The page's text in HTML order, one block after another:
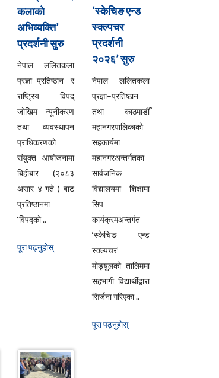
कलाको
अभिव्यक्ति’
प्रदर्शनी सुरु
नेपाल ललितकला
प्रज्ञा–प्रतिष्ठान र
राष्ट्रिय विपद्
जोखिम न्यूनीकरण
तथा व्यवस्थापन
प्राधिकरणको
संयुक्त आयोजनामा
बिहीबार (२०८३
असार ४ गते ) बाट
प्रतिष्ठानमा
‘विपद्को ..
पूरा पढ्नुहाेस्
‘स्केचिङ एन्ड
स्क्ल्पचर
प्रदर्शनी
२०२६’ सुरु
नेपाल ललितकला
प्रज्ञा–प्रतिष्ठान
तथा काठमाडौँ
महानगरपालिकाको
सहकार्यमा
महानगरअन्तर्गतका
सार्वजनिक
विद्यालयमा शिक्षामा
सिप
कार्यक्रमअन्तर्गत
‘स्केचिङ एन्ड
स्क्ल्पचर’
मोड्युलको तालिममा
सहभागी विद्यार्थीद्वारा
सिर्जना गरिएका ..
पूरा पढ्नुहाेस्